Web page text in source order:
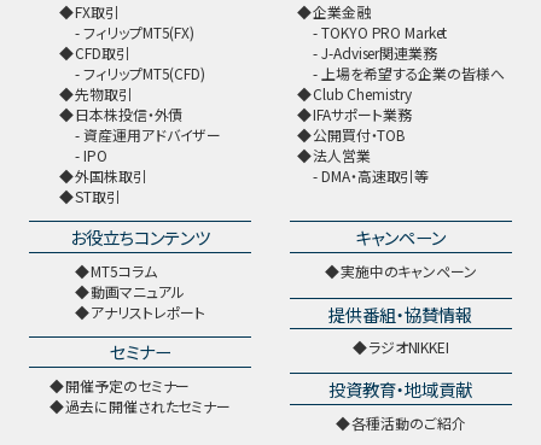
FX取引
フィリップMT5(FX)
CFD取引
フィリップMT5(CFD)
先物取引
日本株投信・外債
資産運用アドバイザー
IPO
外国株取引
ST取引
企業金融
TOKYO PRO Market
J-Adviser関連業務
上場を希望する企業の皆様へ
Club Chemistry
IFAサポート業務
公開買付・TOB
法人営業
DMA・高速取引等
お役立ちコンテンツ
MT5コラム
動画マニュアル
アナリストレポート
セミナー
開催予定のセミナー
過去に開催されたセミナー
キャンペーン
実施中のキャンペーン
提供番組・協賛情報
ラジオNIKKEI
投資教育・地域貢献
各種活動のご紹介